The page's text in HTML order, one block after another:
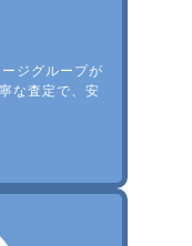
ジグループが
な査定で、安